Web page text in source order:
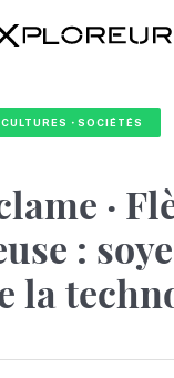
CULTURES・SOCIÉTÉS
·
:
la